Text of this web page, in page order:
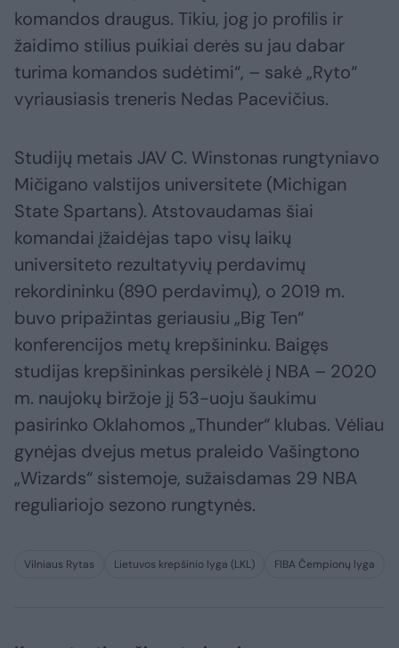
komandos draugus. Tikiu, jog jo profilis ir
žaidimo stilius puikiai derės su jau dabar
turima komandos sudėtimi“, – sakė „Ryto“
vyriausiasis treneris Nedas Pacevičius.
Studijų metais JAV C. Winstonas rungtyniavo
Mičigano valstijos universitete (Michigan
State Spartans). Atstovaudamas šiai
komandai įžaidėjas tapo visų laikų
universiteto rezultatyvių perdavimų
rekordininku (890 perdavimų), o 2019 m.
buvo pripažintas geriausiu „Big Ten“
konferencijos metų krepšininku. Baigęs
studijas krepšininkas persikėlė į NBA – 2020
m. naujokų biržoje jį 53-uoju šaukimu
pasirinko Oklahomos „Thunder“ klubas. Vėliau
gynėjas dvejus metus praleido Vašingtono
„Wizards“ sistemoje, sužaisdamas 29 NBA
reguliariojo sezono rungtynės.
Vilniaus Rytas Lietuvos krepšinio lyga (LKL) FIBA Čempionų lyga